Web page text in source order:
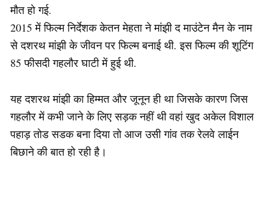
मौत हो गई.
2015 में फिल्म निर्देशक केतन मेहता ने मांझी द माउंटेन मैन के नाम
से दशरथ मांझी के जीवन पर फिल्म बनाई थी. इस फिल्म की शूटिंग
85 फीसदी गहलौर घाटी में हुई थी.
यह दशरथ मांझी का हिम्मत और जूनून ही था जिसके कारण जिस
गहलौर में कभी जाने के लिए सड़क नहीं थी वहां खुद अकेल विशाल
पहाड़ तोड सडक बना दिया तो आज उसी गांव तक रेलवे लाईन
बिछाने की बात हो रही है।